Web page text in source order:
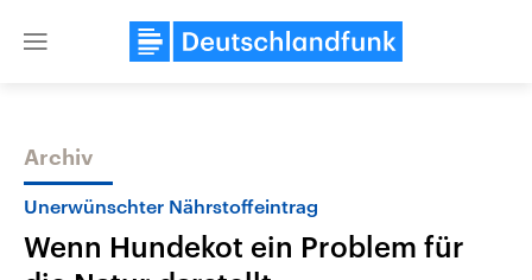
Close
Themen
Archiv
Unerwünschter Nährstoffeintrag
Wenn Hundekot ein Problem für